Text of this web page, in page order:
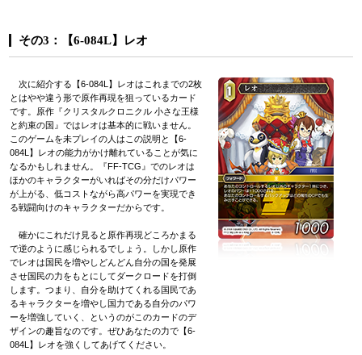
その3：【6-084L】レオ
次に紹介する【6-084L】レオはこれまでの2枚
とはやや違う形で原作再現を狙っているカード
です。原作『クリスタルクロニクル 小さな王様
と約束の国』ではレオは基本的に戦いません。
このゲームを未プレイの人はこの説明と【6-
084L】レオの能力がかけ離れていることが気に
なるかもしれません。『FF-TCG』でのレオは
ほかのキャラクターがいればその分だけパワー
が上がる、低コストながら高パワーを実現でき
る戦闘向けのキャラクターだからです。
確かにこれだけ見ると原作再現どころかまる
で逆のように感じられるでしょう。しかし原作
でレオは国民を増やしどんどん自分の国を発展
させ国民の力をもとにしてダークロードを打倒
します。つまり、自分を助けてくれる国民であ
るキャラクターを増やし国力である自分のパワ
ーを増強していく、というのがこのカードのデ
ザインの趣旨なのです。ぜひあなたの力で【6-
084L】レオを強くしてあげてください。